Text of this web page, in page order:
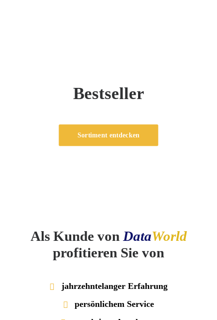
Bestseller
Sortiment entdecken
Als Kunde von DataWorld
profitieren Sie von
jahrzehntelanger Erfahrung
persönlichem Service